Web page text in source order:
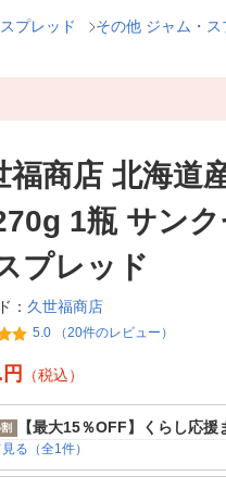
プレッド
その他 ジャム・ス
福商店 北海道
1瓶 サン
プレッド
： 久世福商店
5.0 （20件のレビュー）
円 （税込）
【最大15％OFF】くらし応援
る（全1件）